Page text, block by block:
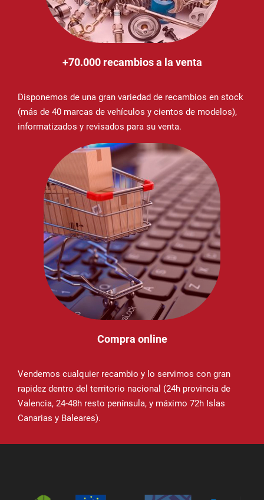
+70.000 recambios a la venta
Disponemos de una gran variedad de recambios en stock
(más de 40 marcas de vehículos y cientos de modelos),
informatizados y revisados para su venta.
Compra online
Vendemos cualquier recambio y lo servimos con gran
rapidez dentro del territorio nacional (24h provincia de
Valencia, 24-48h resto península, y máximo 72h Islas
Canarias y Baleares).